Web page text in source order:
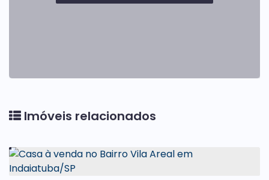
Imóveis relacionados